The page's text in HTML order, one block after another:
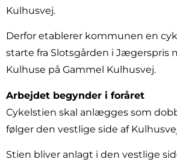
Kulhusvej.
Derfor etablerer kommunen en
starte fra Slotsgården i Jægerspris
Kulhuse på Gammel Kulhusvej.
Arbejdet begynder i foråret
Cykelstien skal anlægges som
følger den vestlige side af
Stien bliver anlagt i den vestlige